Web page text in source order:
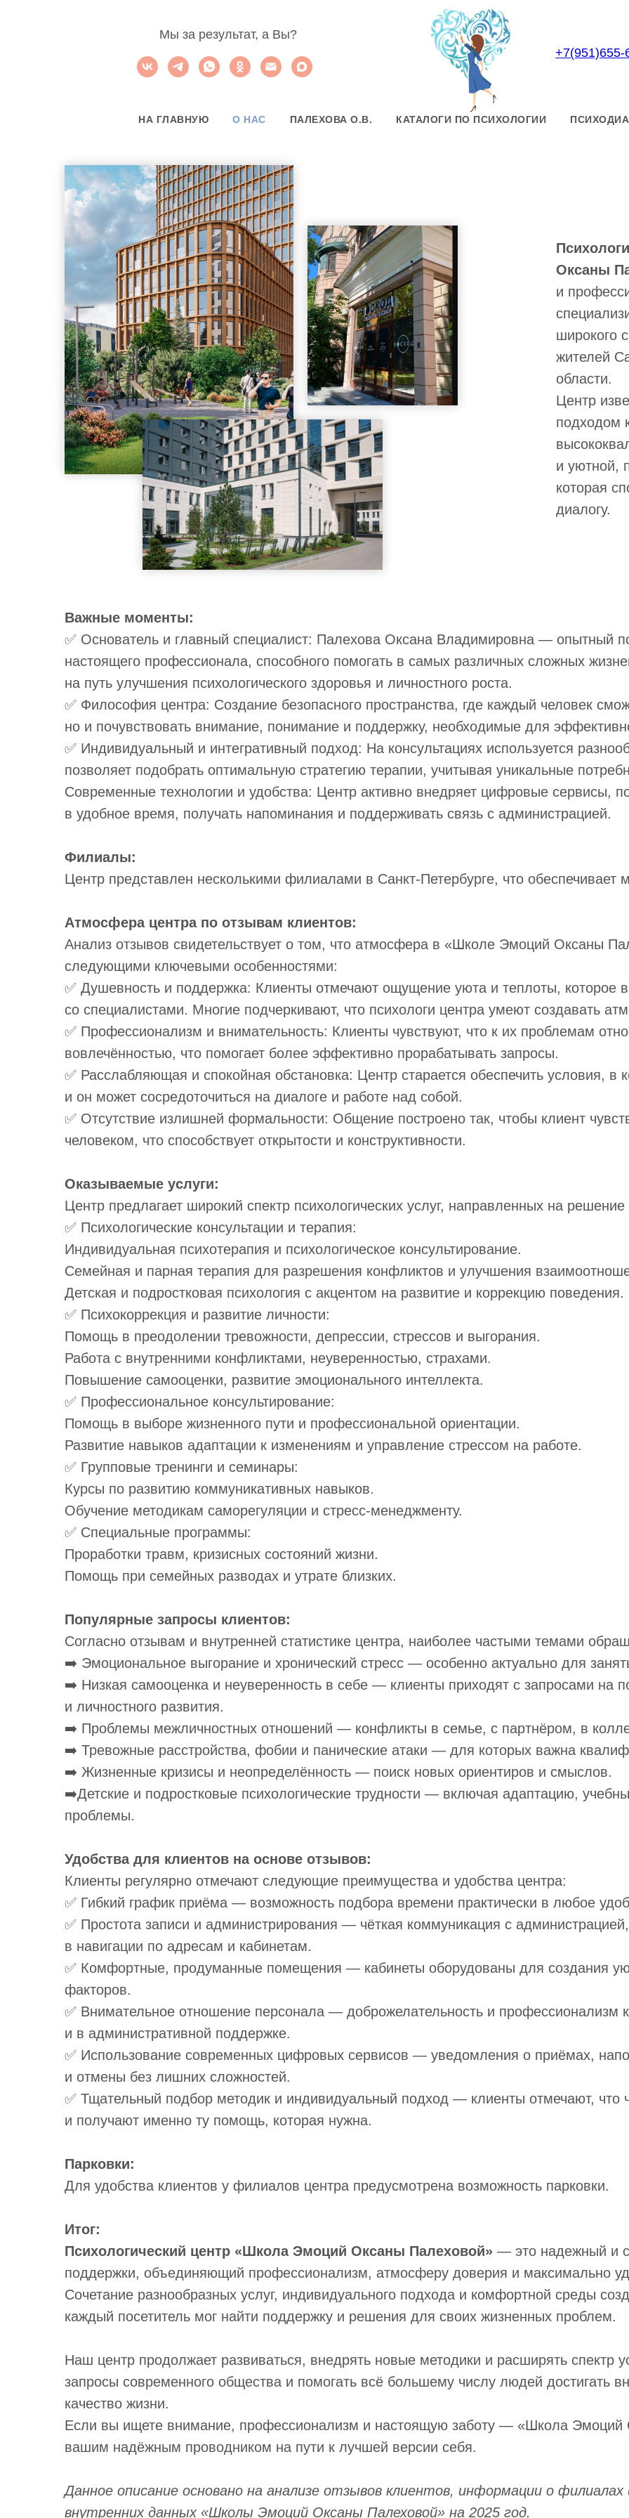
Мы за результат, а Вы?
+7(951)655-
НА ГЛАВНУЮ О НАС ПАЛЕХОВА О.В. КАТАЛОГИ ПО ПСИХОЛОГИИ
Оксаны
и
широкого
жителей
области.
Центр
подходом
и уютной,
которая
диалогу.
Важные моменты:
✅ Основатель и главный специалист: Палехова Оксана Владимировна — опытный
настоящего профессионала, способного помогать в самых различных сложных
на путь улучшения психологического здоровья и личностного роста.
✅ Философия центра: Создание безопасного пространства, где каждый человек
но и почувствовать внимание, понимание и поддержку, необходимые для
✅ Индивидуальный и интегративный подход: На консультациях используется
позволяет подобрать оптимальную стратегию терапии, учитывая уникальные
Современные технологии и удобства: Центр активно внедряет цифровые сервисы,
в удобное время, получать напоминания и поддерживать связь с администрацией.
Филиалы:
Центр представлен несколькими филиалами в Санкт-Петербурге, что обеспечивает
Атмосфера центра по отзывам клиентов:
Анализ отзывов свидетельствует о том, что атмосфера в «Школе Эмоций Оксаны
следующими ключевыми особенностями:
✅ Душевность и поддержка: Клиенты отмечают ощущение уюта и теплоты, которое
со специалистами. Многие подчеркивают, что психологи центра умеют создавать
✅ Профессионализм и внимательность: Клиенты чувствуют, что к их проблемам
вовлечённостью, что помогает более эффективно прорабатывать запросы.
✅ Расслабляющая и спокойная обстановка: Центр старается обеспечить условия, в
и он может сосредоточиться на диалоге и работе над собой.
✅ Отсутствие излишней формальности: Общение построено так, чтобы клиент
человеком, что способствует открытости и конструктивности.
Оказываемые услуги:
Центр предлагает широкий спектр психологических услуг, направленных на
✅ Психологические консультации и терапия:
Индивидуальная психотерапия и психологическое консультирование.
Семейная и парная терапия для разрешения конфликтов и улучшения
Детская и подростковая психология с акцентом на развитие и коррекцию поведения.
✅ Психокоррекция и развитие личности:
Помощь в преодолении тревожности, депрессии, стрессов и выгорания.
Работа с внутренними конфликтами, неуверенностью, страхами.
Повышение самооценки, развитие эмоционального интеллекта.
✅ Профессиональное консультирование:
Помощь в выборе жизненного пути и профессиональной ориентации.
Развитие навыков адаптации к изменениям и управление стрессом на работе.
✅ Групповые тренинги и семинары:
Курсы по развитию коммуникативных навыков.
Обучение методикам саморегуляции и стресс-менеджменту.
✅ Специальные программы:
Проработки травм, кризисных состояний жизни.
Помощь при семейных разводах и утрате близких.
Популярные запросы клиентов:
Согласно отзывам и внутренней статистике центра, наиболее частыми темами
➡️ Эмоциональное выгорание и хронический стресс — особенно актуально для
➡️ Низкая самооценка и неуверенность в себе — клиенты приходят с запросами на
и личностного развития.
➡️ Проблемы межличностных отношений — конфликты в семье, с партнёром, в
➡️ Тревожные расстройства, фобии и панические атаки — для которых важна
➡️ Жизненные кризисы и неопределённость — поиск новых ориентиров и смыслов.
➡️Детские и подростковые психологические трудности — включая адаптацию,
проблемы.
Удобства для клиентов на основе отзывов:
Клиенты регулярно отмечают следующие преимущества и удобства центра:
✅ Гибкий график приёма — возможность подбора времени практически в любое
✅ Простота записи и администрирования — чёткая коммуникация с
в навигации по адресам и кабинетам.
✅ Комфортные, продуманные помещения — кабинеты оборудованы для создания
факторов.
✅ Внимательное отношение персонала — доброжелательность и профессионализм
и в административной поддержке.
✅ Использование современных цифровых сервисов — уведомления о приёмах,
и отмены без лишних сложностей.
✅ Тщательный подбор методик и индивидуальный подход — клиенты отмечают, что
и получают именно ту помощь, которая нужна.
Парковки:
Для удобства клиентов у филиалов центра предусмотрена возможность парковки.
Итог:
Психологический центр «Школа Эмоций Оксаны Палеховой» — это надежный и
поддержки, объединяющий профессионализм, атмосферу доверия и максимально
Сочетание разнообразных услуг, индивидуального подхода и комфортной среды
каждый посетитель мог найти поддержку и решения для своих жизненных проблем.
Наш центр продолжает развиваться, внедрять новые методики и расширять спектр
запросы современного общества и помогать всё большему числу людей достигать
качество жизни.
Если вы ищете внимание, профессионализм и настоящую заботу — «Школа Эмоций
вашим надёжным проводником на пути к лучшей версии себя.
Данное описание основано на анализе отзывов клиентов, информации о
внутренних данных «Школы Эмоций Оксаны Палеховой» на 2025 год.